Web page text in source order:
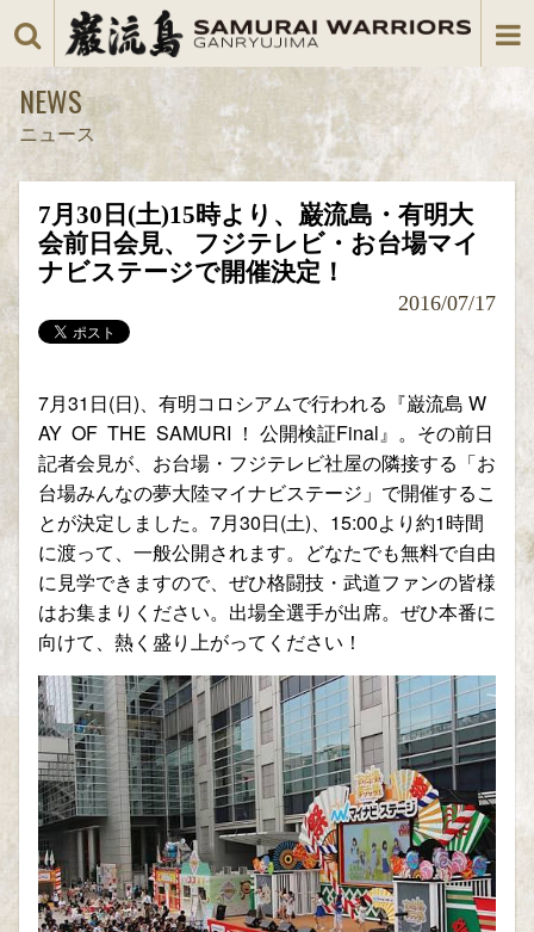
NEWS
ニュース
7月30日(土)15時より、巌流島・有明大
会前日会見、 フジテレビ・お台場マイ
ナビステージで開催決定！
2016/07/17
7月31日(日)、有明コロシアムで行われる『巌流島 W
AY OF THE SAMURI ！ 公開検証Final』。その前日
記者会見が、お台場・フジテレビ社屋の隣接する「お
台場みんなの夢大陸マイナビステージ」で開催するこ
とが決定しました。7月30日(土)、15:00より約1時間
に渡って、一般公開されます。どなたでも無料で自由
に見学できますので、ぜひ格闘技・武道ファンの皆様
はお集まりください。出場全選手が出席。ぜひ本番に
向けて、熱く盛り上がってください！